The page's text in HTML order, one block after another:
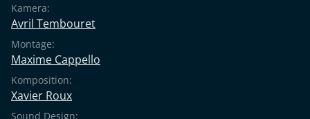
Kamera:
Avril Tembouret
Montage:
Maxime Cappello
Komposition:
Xavier Roux
Sound Design: